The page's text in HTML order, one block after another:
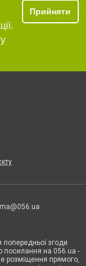
Прийняти
попередньої згоди
посилання на 056.ua -
розміщення прямого,